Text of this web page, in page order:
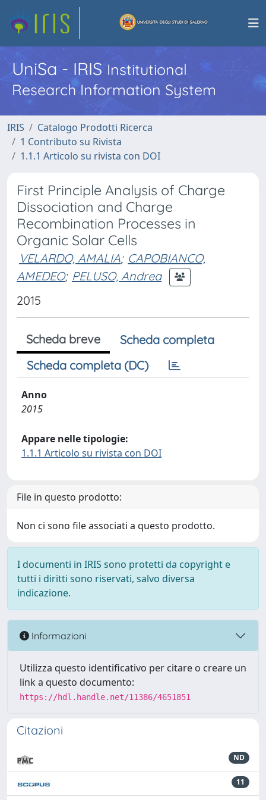
UniSa - IRISInstitutional
Research Information System
IRIS
Catalogo Prodotti Ricerca
1 Contributo su Rivista
1.1.1 Articolo su rivista con DOI
First Principle Analysis of Charge
Dissociation and Charge
Recombination Processes in
Organic Solar Cells
VELARDO, AMALIA; CAPOBIANCO,
AMEDEO; PELUSO, Andrea
2015
Scheda breve
Scheda completa
Scheda completa (DC)
Anno
2015
Appare nelle tipologie:
1.1.1 Articolo su rivista con DOI
File in questo prodotto:
Non ci sono file associati a questo prodotto.
I documenti in IRIS sono protetti da copyright e
tutti i diritti sono riservati, salvo diversa
indicazione.
Informazioni
Utilizza questo identificativo per citare o creare un
link a questo documento:
https://hdl.handle.net/11386/4651851
Citazioni
ND
11